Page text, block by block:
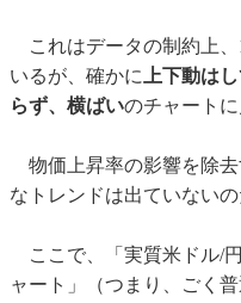
これはデータの制約上、
いるが、確かに
上下動は
らず、横ばいのチャートに
物価上昇率の影響を除去
なトレンドは出ていないの
ここで、「実質米ドル/
ャート」（つまり、ごく